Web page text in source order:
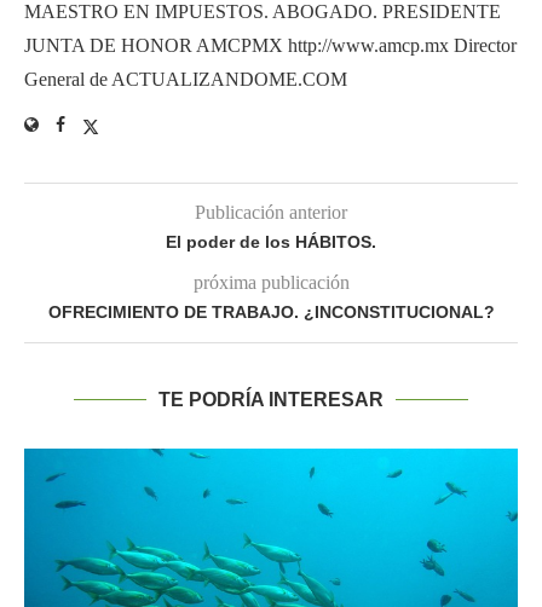
MAESTRO EN IMPUESTOS. ABOGADO. PRESIDENTE
JUNTA DE HONOR AMCPMX http://www.amcp.mx Director
General de ACTUALIZANDOME.COM
Publicación anterior
El poder de los HÁBITOS.
próxima publicación
OFRECIMIENTO DE TRABAJO. ¿INCONSTITUCIONAL?
TE PODRÍA INTERESAR